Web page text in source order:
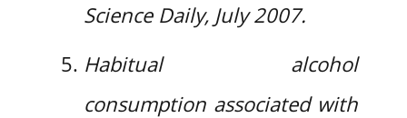
Science Daily, July 2007.
Habitual alcohol
consumption associated with